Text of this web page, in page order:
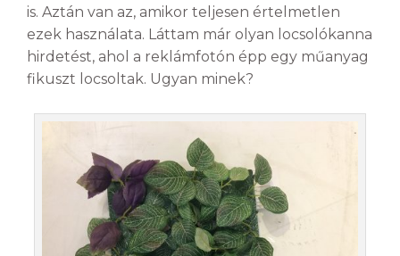
is. Aztán van az, amikor teljesen értelmetlen
ezek használata. Láttam már olyan locsolókanna
hirdetést, ahol a reklámfotón épp egy műanyag
fikuszt locsoltak. Ugyan minek?